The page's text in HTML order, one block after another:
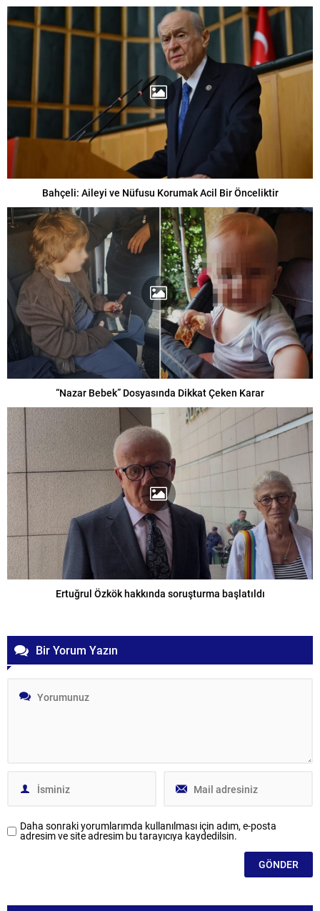
Bahçeli: Aileyi ve Nüfusu Korumak Acil Bir Önceliktir
“Nazar Bebek” Dosyasında Dikkat Çeken Karar
Ertuğrul Özkök hakkında soruşturma başlatıldı
Bir Yorum Yazın
Daha sonraki yorumlarımda kullanılması için adım, e-posta
adresim ve site adresim bu tarayıcıya kaydedilsin.